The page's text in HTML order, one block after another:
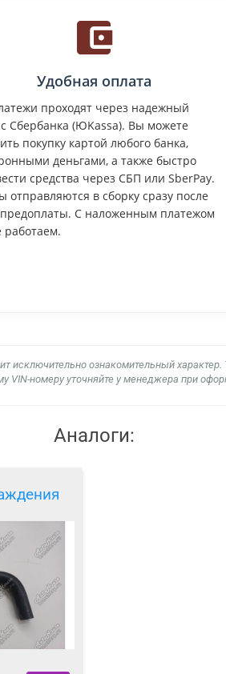
Удобная оплата
проходят через надежный
Сбербанка (ЮKassa). Вы можете
покупку картой любого банка,
деньгами, а также быстро
средства через СБП или SberPay.
отправляются в сборку сразу после
предоплаты. С наложенным платежом
ознакомительный
VIN-номеру уточняйте у менеджера при
Аналоги: